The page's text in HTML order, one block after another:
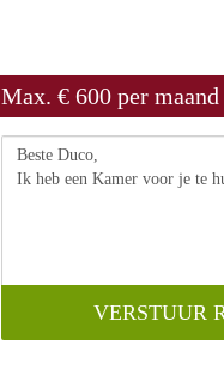
Max. € 600 per maand